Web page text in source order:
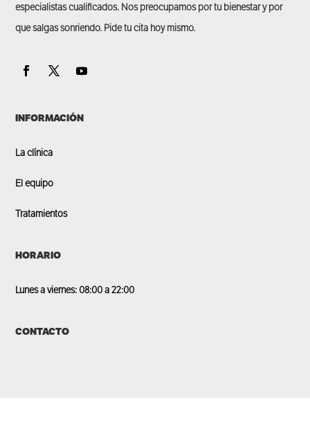
especialistas cualificados. Nos preocupamos por tu bienestar y por
que salgas sonriendo. Pide tu cita hoy mismo.
INFORMACIÓN
La clínica
El equipo
Tratamientos
HORARIO
Lunes a viernes: 08:00 a 22:00
CONTACTO